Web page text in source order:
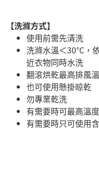
【洗滌方式】
使用前需先清洗
洗滌水溫＜30°C，
近衣物同時水洗
翻滾烘乾最高排風
也可使用懸掛晾乾
勿專業乾洗
有需要時可最高溫
有需要時只可使用